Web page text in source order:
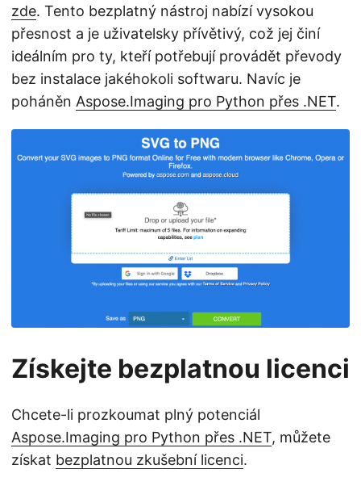
zde. Tento bezplatný nástroj nabízí vysokou
přesnost a je uživatelsky přívětivý, což jej činí
ideálním pro ty, kteří potřebují provádět převody
bez instalace jakéhokoli softwaru. Navíc je
poháněn Aspose.Imaging pro Python přes .NET.
Získejte bezplatnou licenci
Chcete-li prozkoumat plný potenciál
Aspose.Imaging pro Python přes .NET, můžete
získat bezplatnou zkušební licenci.